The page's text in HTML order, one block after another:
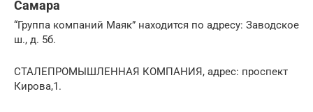
Самара
“Группа компаний Маяк” находится по адресу: Заводское
ш., д. 5б.
СТАЛЕПРОМЫШЛЕННАЯ КОМПАНИЯ, адрес: проспект
Кирова,1.